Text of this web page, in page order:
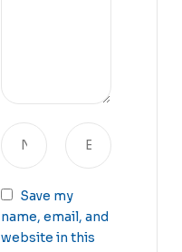
Save my
name, email, and
website in this